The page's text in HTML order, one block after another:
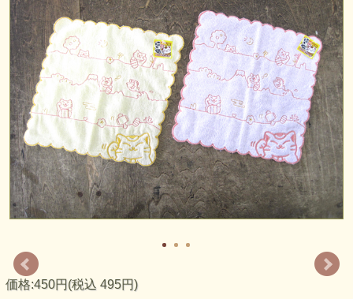
価格:450円(税込 495円)